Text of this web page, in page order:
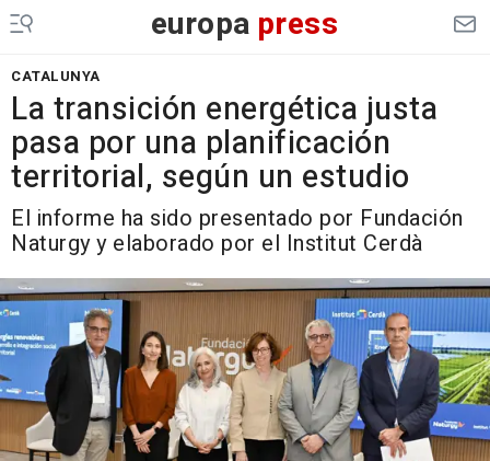
europa press
CATALUNYA
La transición energética justa
pasa por una planificación
territorial, según un estudio
El informe ha sido presentado por Fundación
Naturgy y elaborado por el Institut Cerdà